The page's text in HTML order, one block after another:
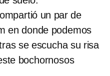
un par de
en donde podemos
se escucha su risa
bochornosos